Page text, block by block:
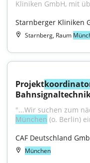
Kliniken GmbH, mit
Starnberger Kliniken
Starnberg, Raum
Projekt
Bahnsignaltechnik
München (o. Berlin)
CAF Deutschland
München